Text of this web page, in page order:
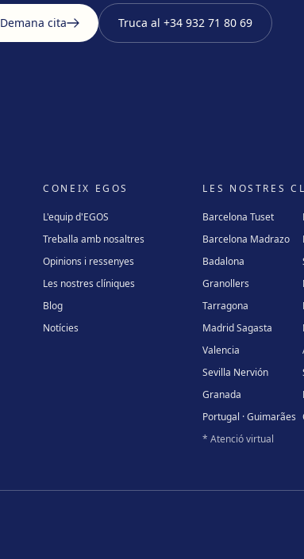
Demana cita Truca al +34 932 71 80 69
CONEIX EGOS
L'equip d'EGOS
Treballa amb nosaltres
Opinions i ressenyes
Les nostres clíniques
Blog
Notícies
LES NOSTRES
Barcelona Tuset
Barcelona Madrazo
Badalona
Granollers
Tarragona
Madrid Sagasta
Valencia
Sevilla Nervión
Granada
Portugal · Guimarães
* Atenció virtual